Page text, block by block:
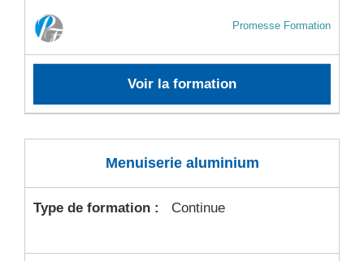
Promesse Formation
Voir la formation
Menuiserie aluminium
Type de formation : Continue